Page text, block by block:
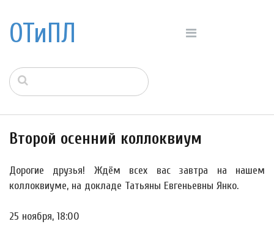
ОТиПЛ
Второй осенний коллоквиум
Дорогие друзья! Ждём всех вас завтра на нашем
коллоквиуме, на докладе Татьяны Евгеньевны Янко.
25 ноября, 18:00